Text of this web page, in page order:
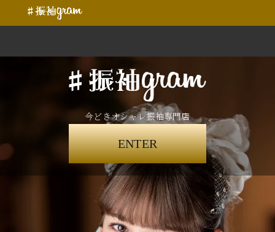
今どきオシャレ振袖専門店
ENTER